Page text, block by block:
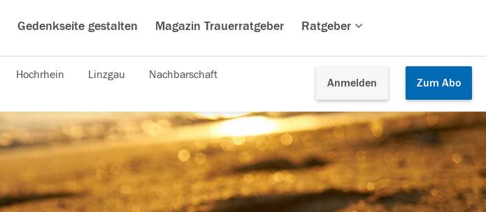
Gedenkseite gestalten Magazin Trauerratgeber Ratgeber
Anmelden Zum Abo
Hochrhein Linzgau Nachbarschaft